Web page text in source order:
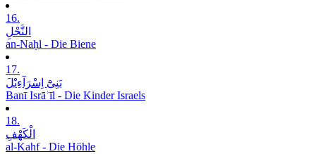
16.
النَّحْلِ
an-Naḥl - Die Biene
17.
بَنِیْٓ اِسْرَآءِیْلَ
Banī Isrāʾīl - Die Kinder Israels
18.
الْکَھْفِ
al-Kahf - Die Höhle